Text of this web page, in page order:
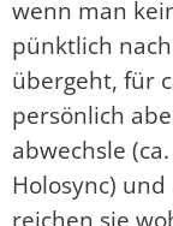
wenn man
pünktlich
übergeht, für
persönlich
abwechsle
Holosync)